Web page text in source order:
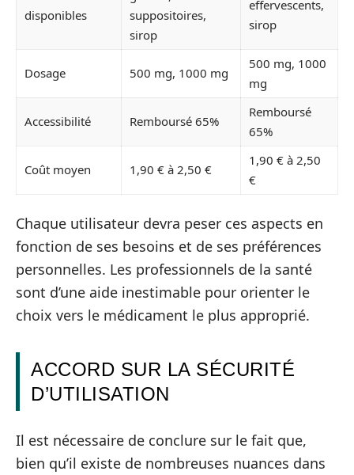
disponibles
suppositoires,
sirop
effervescents,
sirop
Dosage 500 mg, 1000 mg
500 mg, 1000
mg
Accessibilité Remboursé 65%
Remboursé
65%
Coût moyen 1,90 € à 2,50 €
1,90 € à 2,50
€
Chaque utilisateur devra peser ces aspects en
fonction de ses besoins et de ses préférences
personnelles. Les professionnels de la santé
sont d’une aide inestimable pour orienter le
choix vers le médicament le plus approprié.
ACCORD SUR LA SÉCURITÉ
D’UTILISATION
Il est nécessaire de conclure sur le fait que,
bien qu’il existe de nombreuses nuances dans